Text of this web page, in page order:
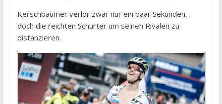
Kerschbaumer verlor zwar nur ein paar Sekunden,
doch die reichten Schurter um seinen Rivalen zu
distanzieren.